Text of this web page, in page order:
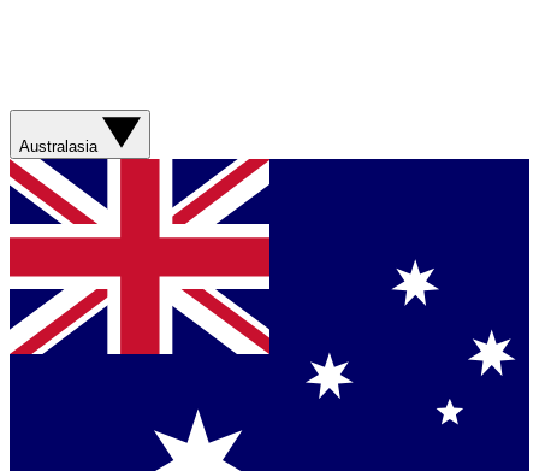
Australasia